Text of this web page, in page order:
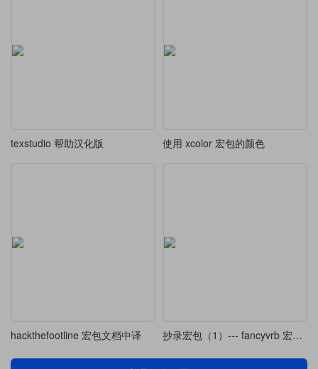
texstudio 帮助汉化版 使用 xcolor 宏包的颜色
hackthefootline 宏包文档中译 抄录宏包（1）--- fancyvrb 宏包文档中译